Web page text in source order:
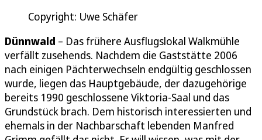
Copyright: Uwe Schäfer
Dünnwald – Das frühere Ausflugslokal Walkmühle
verfällt zusehends. Nachdem die Gaststätte 2006
nach einigen Pächterwechseln endgültig geschlossen
wurde, liegen das Hauptgebäude, der dazugehörige
bereits 1990 geschlossene Viktoria-Saal und das
Grundstück brach. Dem historisch interessierten und
ehemals in der Nachbarschaft lebenden Manfred